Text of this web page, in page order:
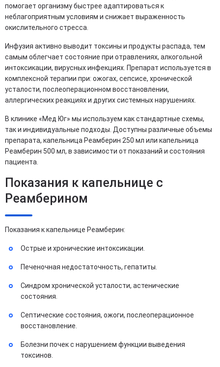
помогает организму быстрее адаптироваться к
неблагоприятным условиям и снижает выраженность
окислительного стресса.
Инфузия активно выводит токсины и продукты распада, тем
самым облегчает состояние при отравлениях, алкогольной
интоксикации, вирусных инфекциях. Препарат используется в
комплексной терапии при: ожогах, сепсисе, хронической
усталости, послеоперационном восстановлении,
аллергических реакциях и других системных нарушениях.
В клинике «Мед Юг» мы используем как стандартные схемы,
так и индивидуальные подходы. Доступны различные объемы
препарата, капельница Реамберин 250 мл или капельница
Реамберин 500 мл, в зависимости от показаний и состояния
пациента.
Показания к капельнице с
Реамберином
Показания к капельнице Реамберин:
Острые и хронические интоксикации.
Печеночная недостаточность, гепатиты.
Синдром хронической усталости, астенические
состояния.
Септические состояния, ожоги, послеоперационное
восстановление.
Болезни почек с нарушением функции выведения
токсинов.